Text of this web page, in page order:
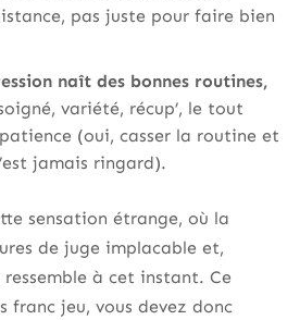
pas juste pour faire bien
naît des bonnes routines,
variété, récup’, le tout
(oui, casser la routine et
jamais ringard).
sensation étrange, où la
de juge implacable et,
à cet instant. Ce
franc jeu, vous devez donc